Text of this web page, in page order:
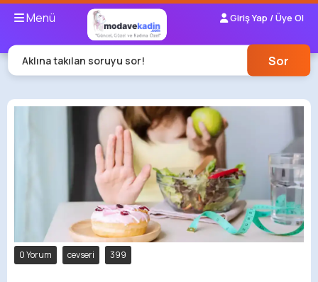
Menü Giriş Yap / Üye Ol
Aklına takılan soruyu sor! Sor
0 Yorum cevseri 399